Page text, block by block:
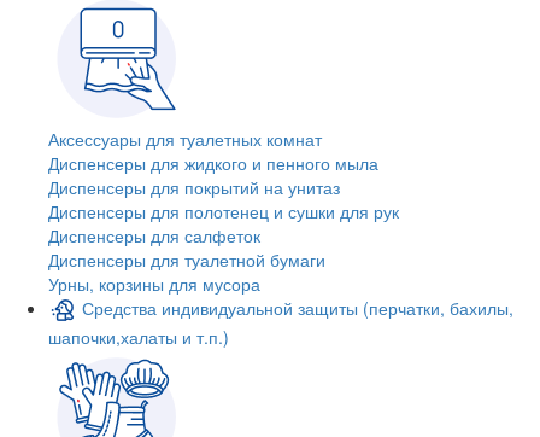
Аксессуары для туалетных комнат
Диспенсеры для жидкого и пенного мыла
Диспенсеры для покрытий на унитаз
Диспенсеры для полотенец и сушки для рук
Диспенсеры для салфеток
Диспенсеры для туалетной бумаги
Урны, корзины для мусора
Средства индивидуальной защиты (перчатки, бахилы,
шапочки,халаты и т.п.)